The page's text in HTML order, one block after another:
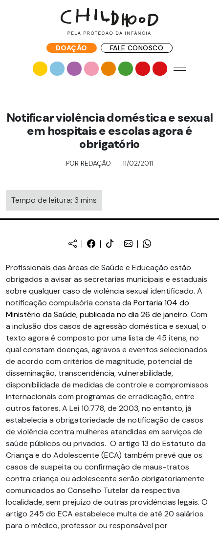
DOAÇÃO FALE CONOSCO
Notificar violência doméstica e sexual
em hospitais e escolas agora é
obrigatório
POR REDAÇÃO 11/02/2011
Tempo de leitura: 3 mins
Profissionais das áreas de Saúde e Educação estão
obrigados a avisar as secretarias municipais e estaduais
sobre qualquer caso de violência sexual identificado. A
notificação compulsória consta da Portaria 104 do
Ministério da Saúde, publicada no dia 26 de janeiro. Com
a inclusão dos casos de agressão doméstica e sexual, o
texto agora é composto por uma lista de 45 itens, no
qual constam doenças, agravos e eventos selecionados
de acordo com critérios de magnitude, potencial de
disseminação, transcendência, vulnerabilidade,
disponibilidade de medidas de controle e compromissos
internacionais com programas de erradicação, entre
outros fatores. A Lei 10.778, de 2003, no entanto, já
estabelecia a obrigatoriedade de notificação de casos
de violência contra mulheres atendidas em serviços de
saúde públicos ou privados. O artigo 13 do Estatuto da
Criança e do Adolescente (ECA) também prevê que os
casos de suspeita ou confirmação de maus-tratos
contra criança ou adolescente serão obrigatoriamente
comunicados ao Conselho Tutelar da respectiva
localidade, sem prejuízo de outras providências legais. O
artigo 245 do ECA estabelece multa de até 20 salários
para o médico, professor ou responsável por